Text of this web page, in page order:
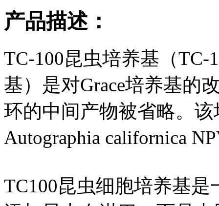
产品描述：
TC-100昆虫培养基（TC-
基）是对Grace培养基的
环的中间产物被省略。
Autographia californica
TC100昆虫细胞培养基